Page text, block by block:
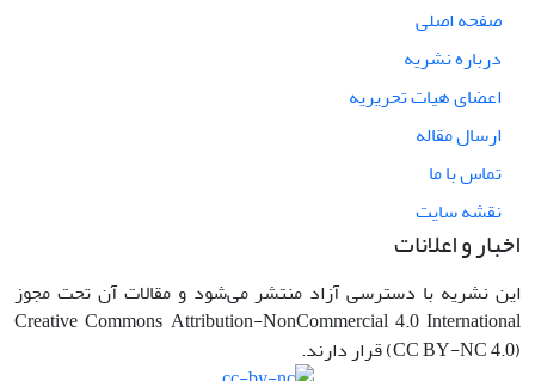
صفحه اصلی
درباره نشریه
اعضای هیات تحریریه
ارسال مقاله
تماس با ما
نقشه سایت
اخبار و اعلانات
این نشریه با دسترسی آزاد منتشر می‌شود و مقالات آن تحت مجوز
Creative Commons Attribution-NonCommercial 4.0 International
(CC BY-NC 4.0) قرار دارند.